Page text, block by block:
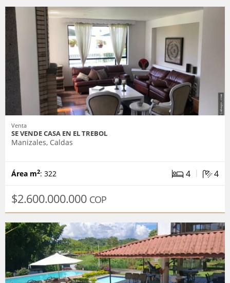
Venta
SE VENDE CASA EN EL TREBOL
Manizales, Caldas
Área m2: 322 4 | 4
$2.600.000.000 COP